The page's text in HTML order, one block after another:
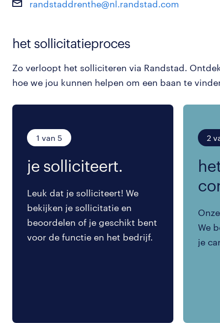
randstaddrenthe@nl.randstad.com
het sollicitatieproces
Zo verloopt het solliciteren via Randstad.
hoe we jou kunnen helpen om een baan te
1 van 5
je solliciteert.
Leuk dat je solliciteert! We
bekijken je sollicitatie en
beoordelen of je geschikt bent
voor de functie en het bedrijf.
2
We
je